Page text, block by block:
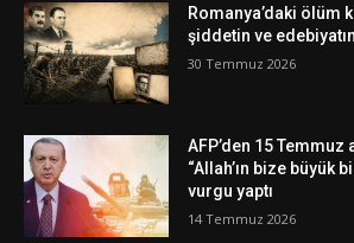
Romanya’daki ölüm
şiddetin ve edebiyatın
30 Temmuz 2026
AFP’den 15 Temmuz
“Allah’ın bize büyük
vurgu yaptı
14 Temmuz 2026